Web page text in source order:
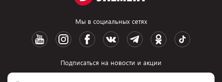
Мы в социальных сетях
Подписаться на новости и акции